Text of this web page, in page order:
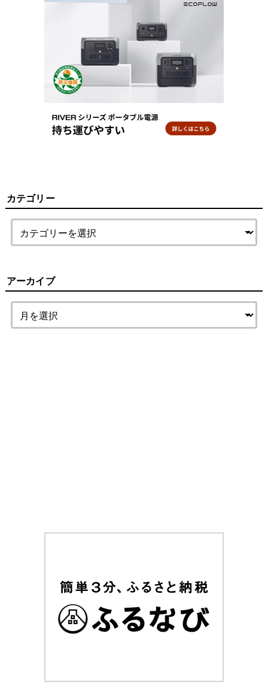
カテゴリー
アーカイブ